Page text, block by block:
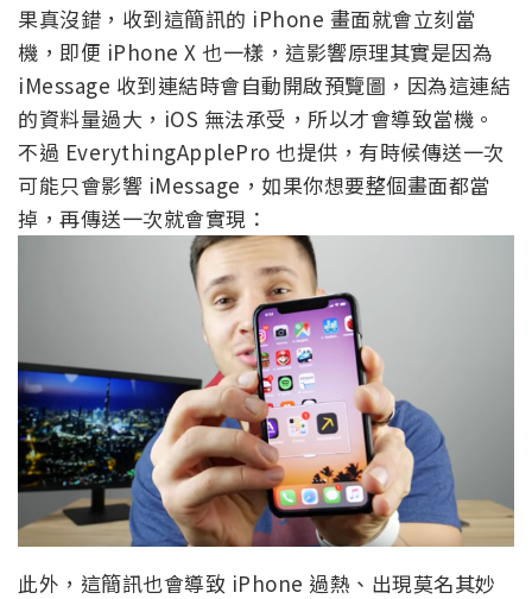
果真沒錯，收到這簡訊的 iPhone 畫面就會立刻當
機，即便 iPhone X 也一樣，這影響原理其實是因為
iMessage 收到連結時會自動開啟預覽圖，因為這連結
的資料量過大，iOS 無法承受，所以才會導致當機。
不過 EverythingApplePro 也提供，有時候傳送一次
可能只會影響 iMessage，如果你想要整個畫面都當
掉，再傳送一次就會實現：
此外，這簡訊也會導致 iPhone 過熱、出現莫名其妙